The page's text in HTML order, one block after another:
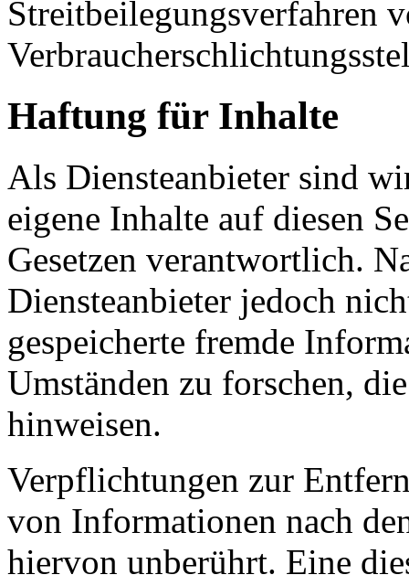
Streitbeilegungsverfahren
Haftung für Inhalte
Als Diensteanbieter sind
eigene Inhalte auf diesen
Gesetzen verantwortlich.
Diensteanbieter jedoch
gespeicherte fremde
Umständen zu forschen,
hinweisen.
Verpflichtungen zur
von Informationen nach
hiervon unberührt. Eine